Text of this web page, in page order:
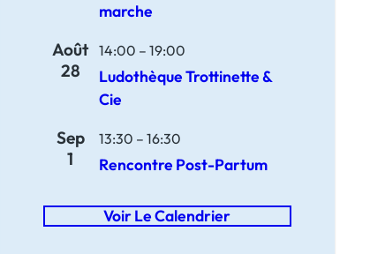
marche
Août
28
14:00 – 19:00
Ludothèque Trottinette &
Cie
Sep
1
13:30 – 16:30
Rencontre Post-Partum
Voir Le Calendrier